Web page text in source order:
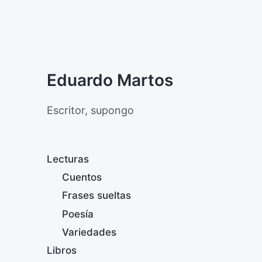
Eduardo Martos
Escritor, supongo
Lecturas
Cuentos
Frases sueltas
Poesía
Variedades
Libros